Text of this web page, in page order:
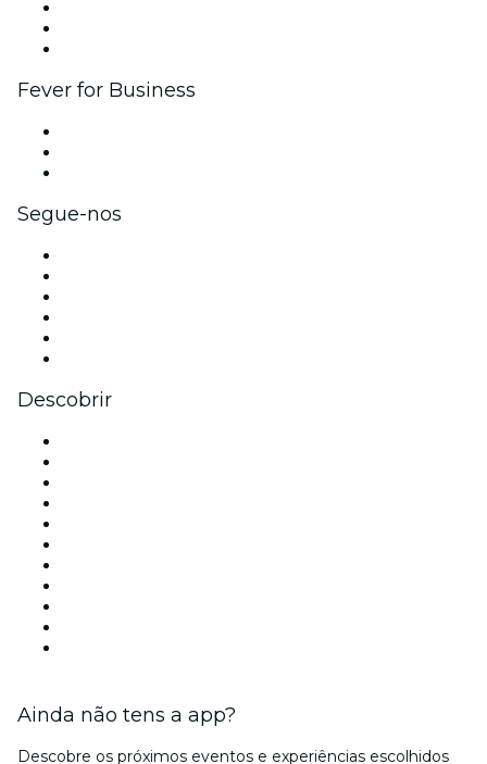
Fever for Business
Segue-nos
Descobrir
Ainda não tens a app?
Descobre os próximos eventos e experiências escolhidos